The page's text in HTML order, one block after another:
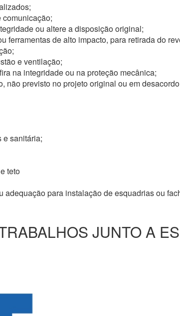
ou altere a disposição original;
ferramentas de alto impacto, para retirada do
e ventilação;
na integridade ou na proteção mecânica;
não previsto no projeto original ou em
e sanitária;
teto
adequação para instalação de esquadrias ou
JUNTO A